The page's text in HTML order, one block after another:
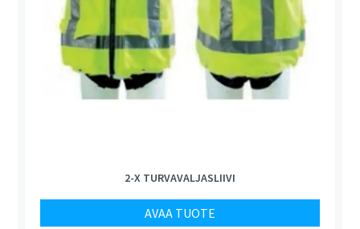
2-X TURVAVALJASLIIVI
AVAA TUOTE